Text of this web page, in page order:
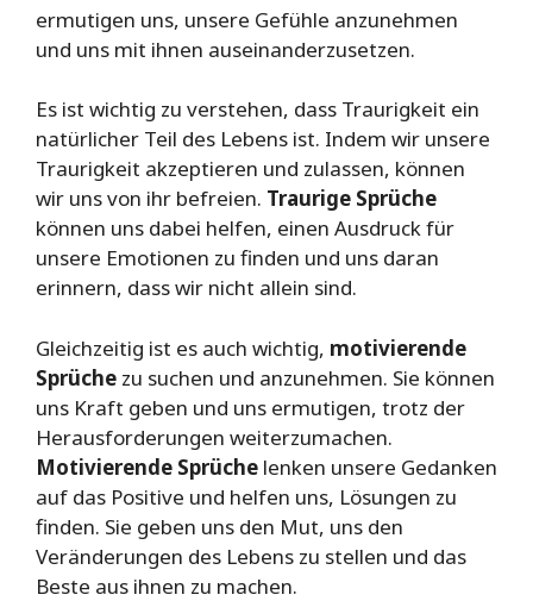
ermutigen uns, unsere Gefühle anzunehmen
und uns mit ihnen auseinanderzusetzen.
Es ist wichtig zu verstehen, dass Traurigkeit ein
natürlicher Teil des Lebens ist. Indem wir unsere
Traurigkeit akzeptieren und zulassen, können
wir uns von ihr befreien. Traurige Sprüche
können uns dabei helfen, einen Ausdruck für
unsere Emotionen zu finden und uns daran
erinnern, dass wir nicht allein sind.
Gleichzeitig ist es auch wichtig, motivierende
Sprüche zu suchen und anzunehmen. Sie können
uns Kraft geben und uns ermutigen, trotz der
Herausforderungen weiterzumachen.
Motivierende Sprüche lenken unsere Gedanken
auf das Positive und helfen uns, Lösungen zu
finden. Sie geben uns den Mut, uns den
Veränderungen des Lebens zu stellen und das
Beste aus ihnen zu machen.